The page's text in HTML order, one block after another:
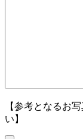
【参考となるお
い】